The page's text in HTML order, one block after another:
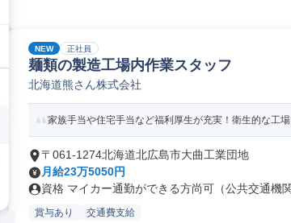
NEW 正社員
麺類の製造工場内作業スタッフ
北海道熊さん株式会社
家族手当や住宅手当など福利厚生が充実！衛生的な工
〒061-1274北海道北広島市大曲工業団地
月給23万5050円
資格 マイカー通勤ができる方尚可（公共交通機
賞与あり 交通費支給